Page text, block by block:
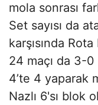
mola sonrası
Set sayısı da
karşısında
24 maçı da 3-0
4’te 4 yaparak
Nazlı 6'sı blok